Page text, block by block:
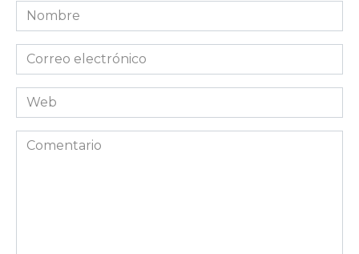
Nombre
Correo
electrónico
Web
Comentario